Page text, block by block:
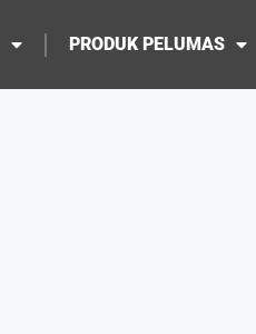
PRODUK PELUMAS